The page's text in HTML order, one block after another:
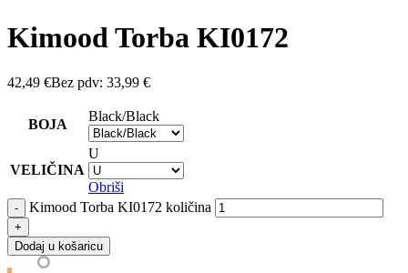
Kimood Torba KI0172
42,49 €Bez pdv: 33,99 €
BOJA
Black/Black
VELIČINA
U
Obriši
Kimood Torba KI0172 količina
Dodaj u košaricu